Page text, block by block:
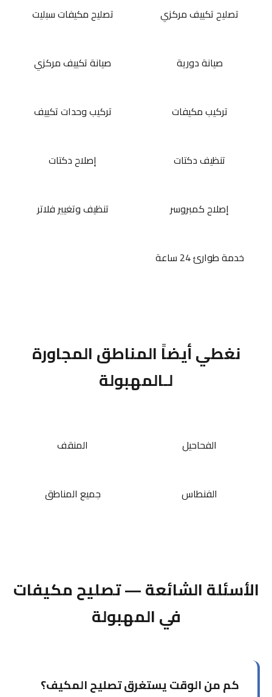
تصليح تكييف مركزي تصليح مكيفات سبليت
صيانة دورية صيانة تكييف مركزي
تركيب مكيفات تركيب وحدات تكييف
تنظيف دكتات إصلاح دكتات
إصلاح كمبروسر تنظيف وتغيير فلاتر
خدمة طوارئ 24 ساعة
نغطي أيضاً المناطق المجاورة
لـالمهبولة
الفحاحيل المنقف
الفنطاس جميع المناطق
الأسئلة الشائعة — تصليح مكيفات
في المهبولة
كم من الوقت يستغرق تصليح المكيف؟